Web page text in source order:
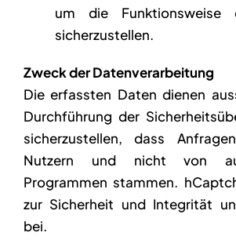
um die Funktionsweise
sicherzustellen.
Zweck der Datenverarbeitung
Die erfassten Daten dienen
Durchführung der
sicherzustellen, dass
Nutzern und nicht von
Programmen stammen.
zur Sicherheit und Integrität
bei.